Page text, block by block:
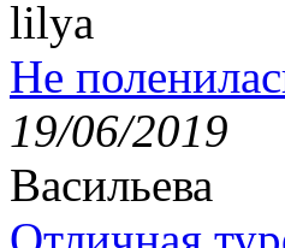
lilya
Не
19/06/2019
Васильева